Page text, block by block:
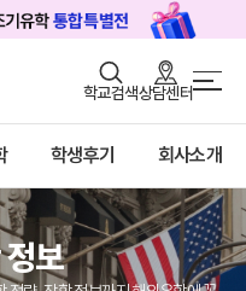
학교검색상담센터
학생후기 회사소개
보